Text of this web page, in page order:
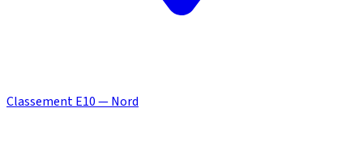
Classement E10 — Nord